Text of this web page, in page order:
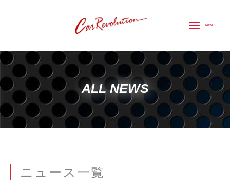
キ
プ
MENU
ALL NEWS
ニュース一覧